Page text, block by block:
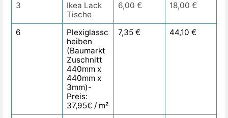
3
Ikea Lack
Tische
6,00 € 18,00 €
6
Plexiglassc
heiben
(Baumarkt
Zuschnitt
440mm x
440mm x
3mm)-
Preis:
37,95€ / m²
7,35 € 44,10 €